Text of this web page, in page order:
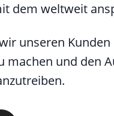
dem weltweit
unseren
machen und den